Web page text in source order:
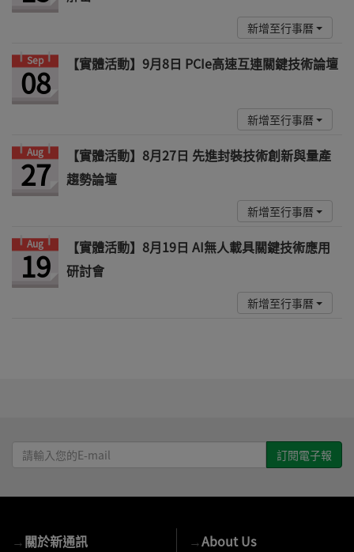
新增至行事曆
Sep
08 【實體活動】9月8日 PCIe高速互連關鍵技術論壇
新增至行事曆
Aug
27
【實體活動】8月27日 先進封裝技術創新與量產
趨勢論壇
新增至行事曆
Aug
19
【實體活動】8月19日 AI無人載具關鍵技術應用
研討會
新增至行事曆
請
輸
E-
→關於新通訊 →About Us